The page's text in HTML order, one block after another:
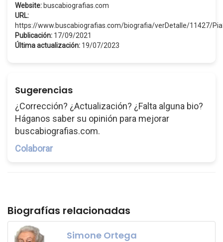
Website: buscabiografias.com
URL:
https://www.buscabiografias.com/biografia/verDetalle/11427/
Publicación: 17/09/2021
Última actualización: 19/07/2023
Sugerencias
¿Corrección? ¿Actualización? ¿Falta alguna bio?
Háganos saber su opinión para mejorar
buscabiografias.com.
Colaborar
Biografías relacionadas
Simone Ortega